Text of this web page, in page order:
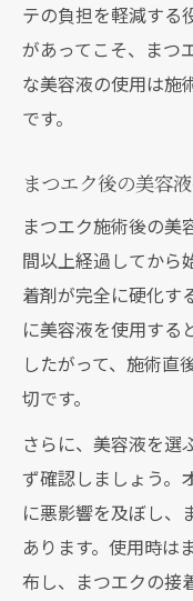
テの負担を軽減する
があってこそ、まつ
な美容液の使用は施
です。
まつエク後の美容
まつエク施術後の美
間以上経過してから
着剤が完全に硬化す
に美容液を使用する
したがって、施術直
切です。
さらに、美容液を選
ず確認しましょう。
に悪影響を及ぼし、
あります。使用時は
布し、まつエクの接